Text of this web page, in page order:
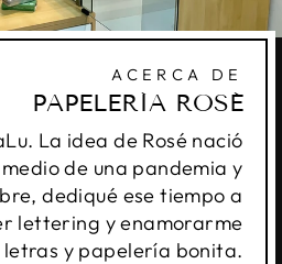
ACERCA DE
PAPELERÍA ROSÉ
La idea de Rosé nació
de una pandemia y
dediqué ese tiempo a
lettering y enamorarme
letras y papelería bonita.